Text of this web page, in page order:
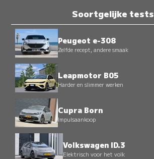
Soortgelijke tests
Peugeot e-308
Zelfde recept, andere smaak
Leapmotor B05
Harder en slimmer werken
Cupra Born
Impulsaankoop
Volkswagen ID.3
Elektrisch voor het volk